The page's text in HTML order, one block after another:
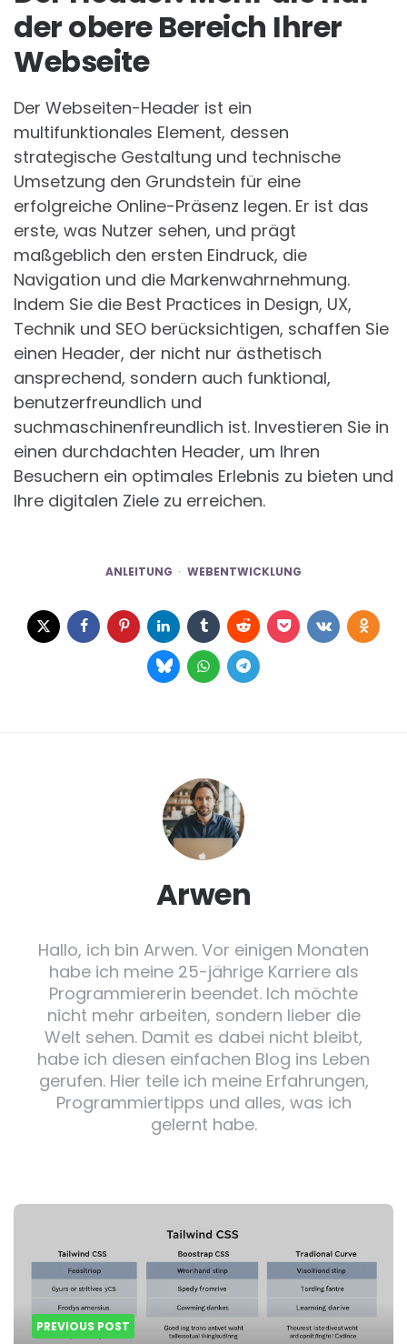
der obere Bereich Ihrer
Webseite
Der Webseiten-Header ist ein
multifunktionales Element, dessen
strategische Gestaltung und technische
Umsetzung den Grundstein für eine
erfolgreiche Online-Präsenz legen. Er ist das
erste, was Nutzer sehen, und prägt
maßgeblich den ersten Eindruck, die
Navigation und die Markenwahrnehmung.
Indem Sie die Best Practices in Design, UX,
Technik und SEO berücksichtigen, schaffen Sie
einen Header, der nicht nur ästhetisch
ansprechend, sondern auch funktional,
benutzerfreundlich und
suchmaschinenfreundlich ist. Investieren Sie in
einen durchdachten Header, um Ihren
Besuchern ein optimales Erlebnis zu bieten und
Ihre digitalen Ziele zu erreichen.
ANLEITUNG WEBENTWICKLUNG
Arwen
Hallo, ich bin Arwen. Vor einigen Monaten
habe ich meine 25-jährige Karriere als
Programmiererin beendet. Ich möchte
nicht mehr arbeiten, sondern lieber die
Welt sehen. Damit es dabei nicht bleibt,
habe ich diesen einfachen Blog ins Leben
gerufen. Hier teile ich meine Erfahrungen,
Programmiertipps und alles, was ich
gelernt habe.
Post
navigation
PREVIOUS POST